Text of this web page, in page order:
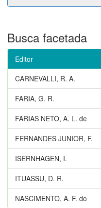
Busca facetada
Editor
CARNEVALLI, R. A.
FARIA, G. R.
FARIAS NETO, A. L. de
FERNANDES JUNIOR, F.
ISERNHAGEN, I.
ITUASSU, D. R.
NASCIMENTO, A. F. do